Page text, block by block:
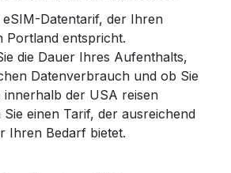
eSIM-Datentarif, der Ihren
Portland entspricht.
die Dauer Ihres Aufenthalts,
Datenverbrauch und ob Sie
innerhalb der USA reisen
einen Tarif, der ausreichend
Ihren Bedarf bietet.